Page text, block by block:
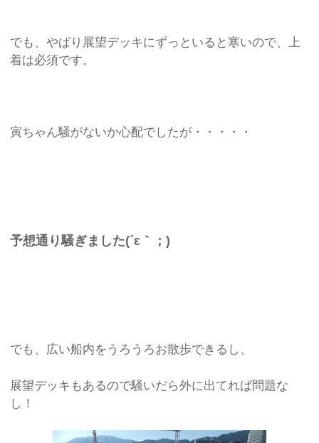
でも、やぱり展望デッキにずっといると寒いので、上
着は必須です。
寅ちゃん騒がないか心配でしたが・・・・・
予想通り騒ぎました(´ε｀；)
でも、広い船内をうろうろお散歩できるし、
展望デッキもあるので騒いだら外に出てれば問題な
し！